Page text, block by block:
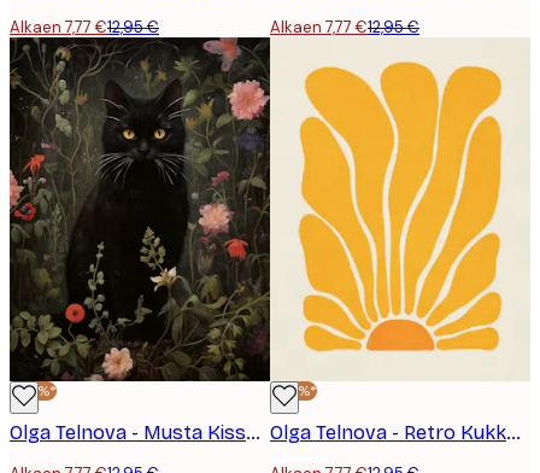
Alkaen 7,77 €12,95 € Alkaen 7,77 €12,95 €
-40%*
Olga Telnova - Musta Kissa Juliste
-40%*
Olga Telnova - Retro Kukka Juliste